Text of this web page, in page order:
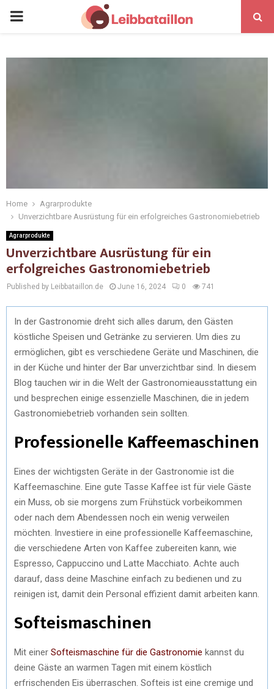
Home
Agrarprodukte
Unverzichtbare Ausrüstung für ein erfolgreiches Gastronomiebetrieb
Agrarprodukte
Unverzichtbare Ausrüstung für ein
erfolgreiches Gastronomiebetrieb
Published by Leibbataillon.de June 16, 2024 0 741
In der Gastronomie dreht sich alles darum, den Gästen
köstliche Speisen und Getränke zu servieren. Um dies zu
ermöglichen, gibt es verschiedene Geräte und Maschinen, die
in der Küche und hinter der Bar unverzichtbar sind. In diesem
Blog tauchen wir in die Welt der Gastronomieausstattung ein
und besprechen einige essenzielle Maschinen, die in jedem
Gastronomiebetrieb vorhanden sein sollten.
Professionelle Kaffeemaschinen
Eines der wichtigsten Geräte in der Gastronomie ist die
Kaffeemaschine. Eine gute Tasse Kaffee ist für viele Gäste
ein Muss, ob sie morgens zum Frühstück vorbeikommen
oder nach dem Abendessen noch ein wenig verweilen
möchten. Investiere in eine professionelle Kaffeemaschine,
die verschiedene Arten von Kaffee zubereiten kann, wie
Espresso, Cappuccino und Latte Macchiato. Achte auch
darauf, dass deine Maschine einfach zu bedienen und zu
reinigen ist, damit dein Personal effizient damit arbeiten kann.
Softeismaschinen
Mit einer Softeismaschine für die Gastronomie kannst du
deine Gäste an warmen Tagen mit einem köstlich
erfrischenden Eis überraschen. Softeis ist eine cremige und